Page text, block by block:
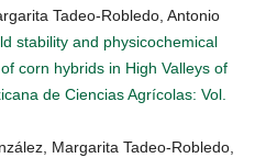
Tadeo-Robledo, Antonio
stability and physicochemical
corn hybrids in High Valleys of
de Ciencias Agrícolas: Vol.
Margarita Tadeo-Robledo,